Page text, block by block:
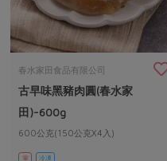
春水家田食品有限公司
古早味黑豬肉圓(春水家
田)-600g
600公克(150公克X4入)
葷 冷凍